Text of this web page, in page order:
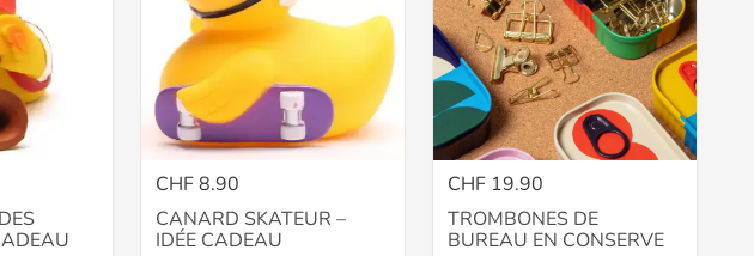
CHF 8.90
CANARD SKATEUR –
IDÉE CADEAU
CHF 19.90
TROMBONES DE
BUREAU EN CONSERVE